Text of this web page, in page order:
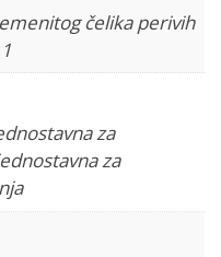
čelika perivih
za
za